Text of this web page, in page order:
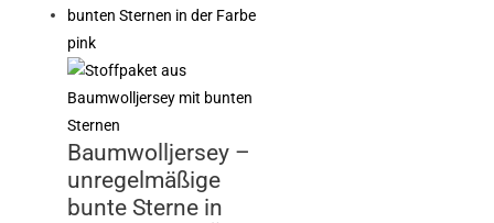
Baumwolljersey –
unregelmäßige
bunte Sterne in